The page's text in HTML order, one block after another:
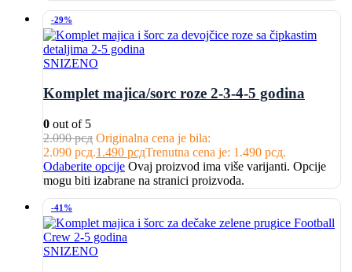
-29%
SNIZENO
Komplet majica/sorc roze 2-3-4-5 godina
0 out of 5
2.090рсд Originalna cena je bila:
2.090 рсд.1.490 рсдTrenutna cena je: 1.490 рсд.
Odaberite opcije Ovaj proizvod ima više varijanti. Opcije
mogu biti izabrane na stranici proizvoda.
-41%
SNIZENO